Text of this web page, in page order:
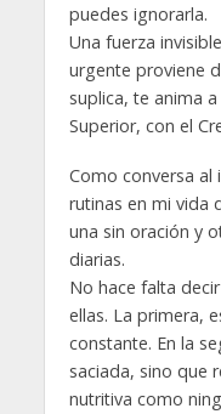
puedes ignorarla.
Una fuerza
urgente proviene
suplica, te anima
Superior, con el
Como conversa al
rutinas en mi vida
una sin oración y
diarias.
No hace falta
ellas. La primera,
constante. En la
saciada, sino que
nutritiva como